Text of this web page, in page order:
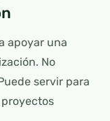
apoyar una
No
servir para